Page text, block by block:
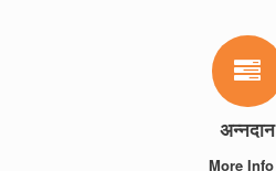
अन्नदान
More Info